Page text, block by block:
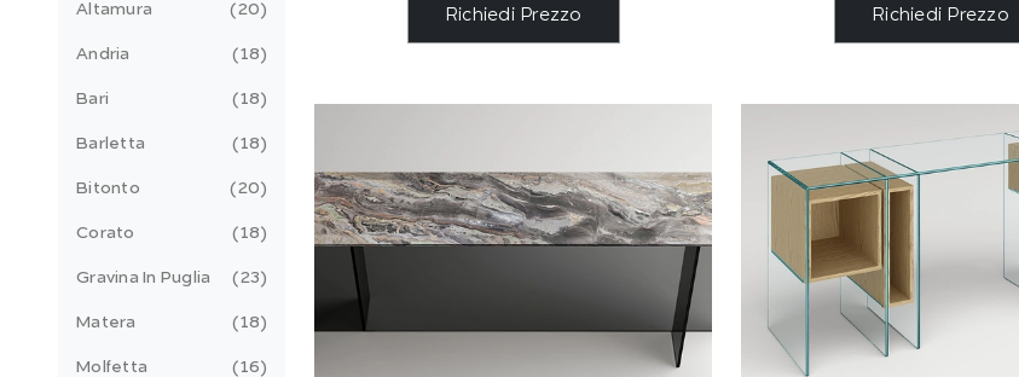
Richiedi Prezzo Richiedi Prezzo
Altamura 20
Andria 18
Bari 18
Barletta 18
Bitonto 20
Corato 18
Gravina In Puglia 23
Matera 18
Molfetta 16